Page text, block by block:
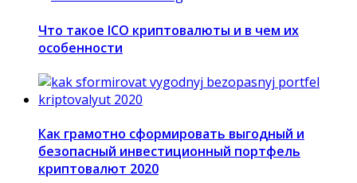
Что такое ICO криптовалюты и в чем их
особенности
Как грамотно сформировать выгодный и
безопасный инвестиционный портфель
криптовалют 2020